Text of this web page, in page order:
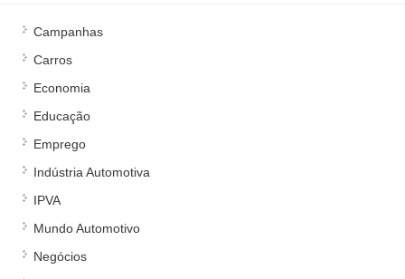
Campanhas
Carros
Economia
Educação
Emprego
Indústria Automotiva
IPVA
Mundo Automotivo
Negócios